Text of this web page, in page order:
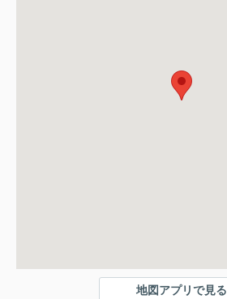
地図アプリで見る